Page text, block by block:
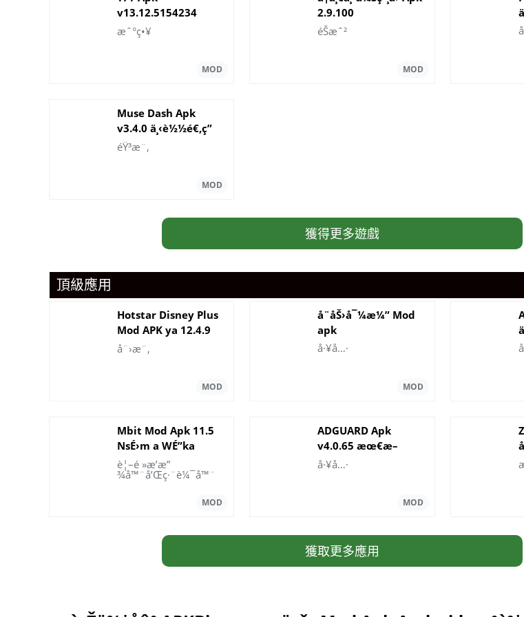
v13.12.5154234
ä¸‹è½½ 2025
æˆ°ç•¥
2.9.100
ä¸‹è½½æœ€æ–
éŠæˆ²
Muse Dash Apk
v3.4.0 ä¸‹è½½é€‚ç”
¨äºŽ Android
éŸ³æ¨‚
獲得更多遊戲
頂級應用
Hotstar Disney Plus
Mod APK ya 12.4.9
(iliyofunguliwa kwa
å¨›æ¨‚
å¨åŠ›å¯¼æ¼” Mod
apk
å·¥å…·
Mbit Mod Apk 11.5
NsÉ›m a WÉ”ka
KyerÉ›
è¦–é »æ’­æ”
¾å™¨å’Œç·¨è¼¯å™¨
ADGUARD Apk
v4.0.65 æœ€æ–
°ç‰ˆæœ¬
å·¥å…·
獲取更多應用